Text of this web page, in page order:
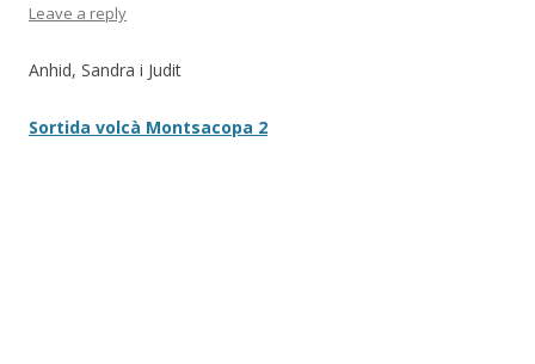
Leave a reply
Anhid, Sandra i Judit
Sortida volcà Montsacopa 2